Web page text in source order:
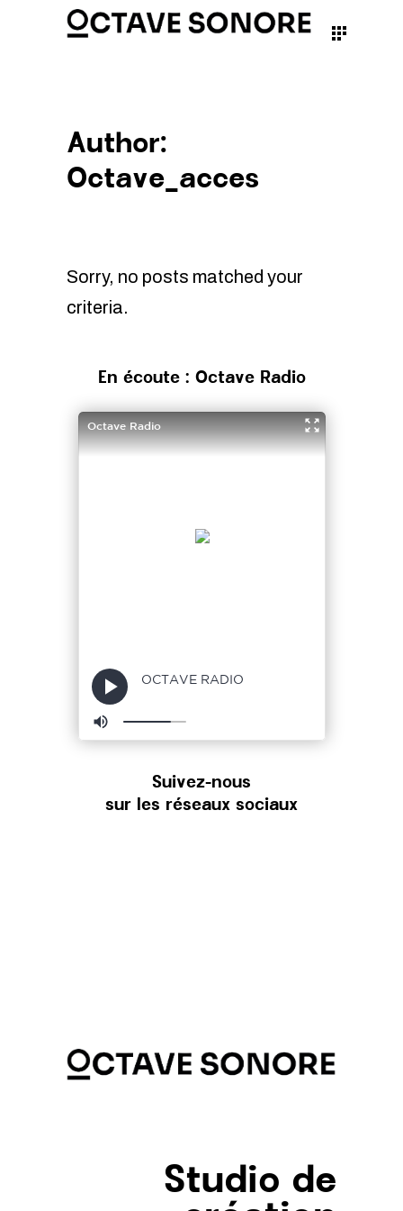
Author:
Octave_acces
Sorry, no posts matched your
criteria.
En écoute : Octave Radio
Suivez-nous
sur les réseaux sociaux
Studio de